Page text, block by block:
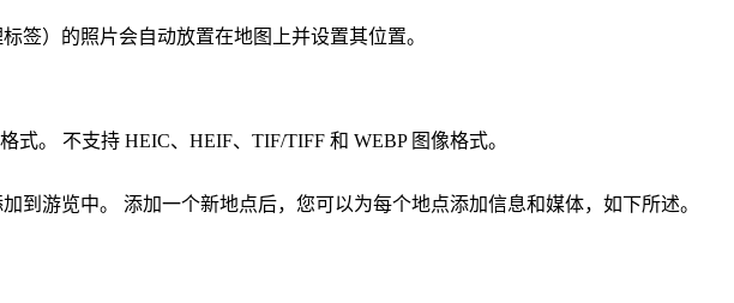
签）的照片会自动放置在地图上并设置其位置。
式。 不支持 HEIC、HEIF、TIF/TIFF 和 WEBP 图像格式。
到游览中。 添加一个新地点后，您可以为每个地点添加信息和媒体，如下所述。